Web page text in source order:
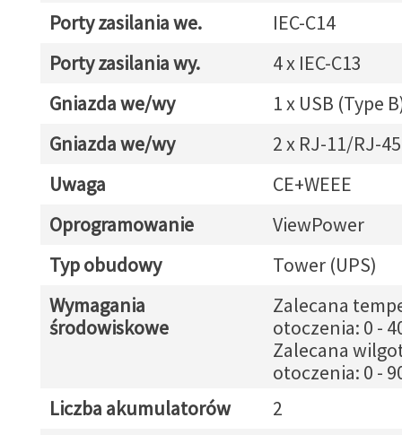
Porty zasilania we.
IEC-C14
Porty zasilania wy.
4 x IEC-C13
Gniazda we/wy
1 x USB (Type
Gniazda we/wy
2 x RJ-11/RJ-45
Uwaga
CE+WEEE
Oprogramowanie
ViewPower
Typ obudowy
Tower (UPS)
Wymagania
środowiskowe
Zalecana
otoczenia: 0 -
Zalecana
otoczenia: 0 -
Liczba akumulatorów
2